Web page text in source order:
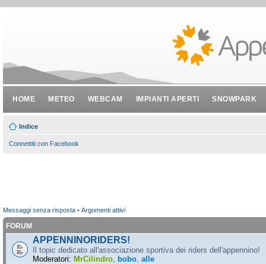
HOME METEO WEBCAM IMPIANTI APERTI SNOWPARK
Indice
Connettiti con Facebook
Messaggi senza risposta • Argomenti attivi
FORUM
APPENNINORIDERS!
Il topic dedicato all'associazione sportiva dei riders dell'appennino!
Moderatori: MrCilindro bobo alle